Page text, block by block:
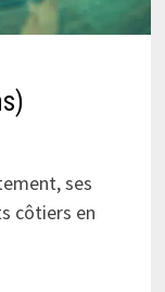
ses
côtiers en